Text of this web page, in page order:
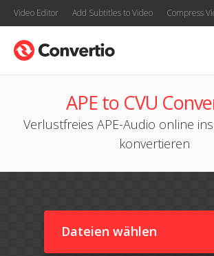
Video Editor Add Subtitles to Video Compress
APE to CVU
Verlustfreies APE-Audio online
konvertieren
Dateien wählen